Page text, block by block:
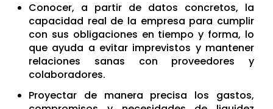
Conocer, a partir de datos concretos, la
capacidad real de la empresa para cumplir
con sus obligaciones en tiempo y forma, lo
que ayuda a evitar imprevistos y mantener
relaciones sanas con proveedores y
colaboradores.
Proyectar de manera precisa los gastos,